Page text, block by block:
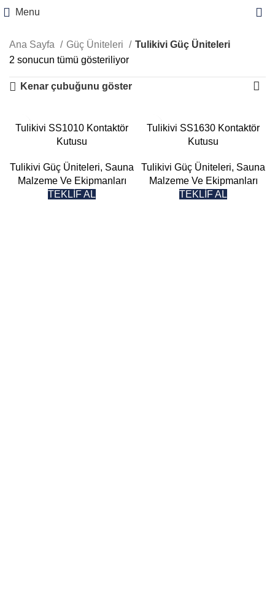
Menu
Ana Sayfa Güç Üniteleri
Tulikivi Güç Üniteleri
2 sonucun tümü gösteriliyor
Kenar çubuğunu göster
Tulikivi SS1010 Kontaktör
Kutusu
Tulikivi Güç Üniteleri, Sauna
Malzeme Ve Ekipmanları
TEKLİF AL
Tulikivi SS1630 Kontaktör
Kutusu
Tulikivi Güç Üniteleri, Sauna
Malzeme Ve Ekipmanları
TEKLİF AL